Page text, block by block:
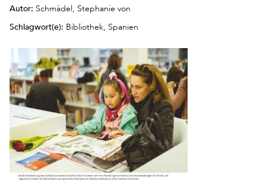
Autor: Schmädel, Stephanie von
Schlagwort(e): Bibliothek, Spanien